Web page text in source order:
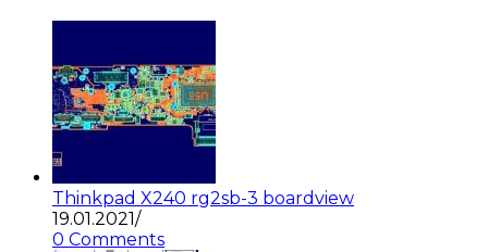
Thinkpad X240 rg2sb-3 boardview
19.01.2021/
0 Comments